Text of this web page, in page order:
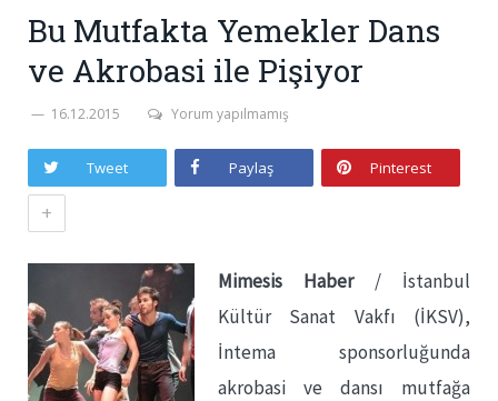
Bu Mutfakta Yemekler Dans
ve Akrobasi ile Pişiyor
16.12.2015 Yorum yapılmamış
Tweet Paylaş Pinterest
+
Mimesis Haber/ İstanbul
Kültür Sanat Vakfı (İKSV),
İntema sponsorluğunda
akrobasi ve dansı mutfağa